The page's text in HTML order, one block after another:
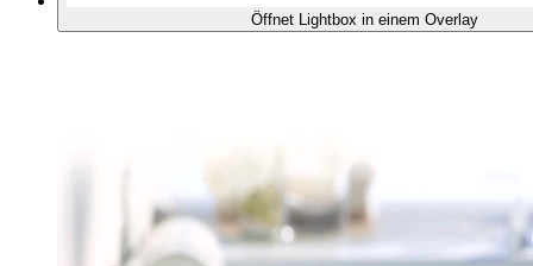
Öffnet Lightbox in einem Overlay